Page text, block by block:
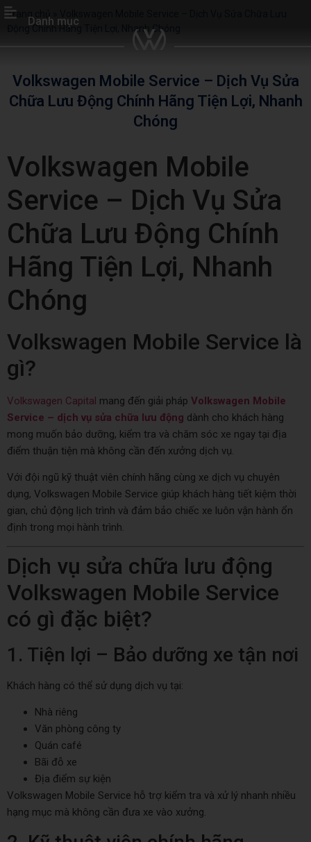
Danh mục
Trang chủ
Động Chính Hãng Tiện Lợi, Nhanh Chóng
Volkswagen Mobile Service – Dịch Vụ Sửa
Chữa Lưu Động Chính Hãng Tiện Lợi, Nhanh
Chóng
Volkswagen Mobile
Service – Dịch Vụ Sửa
Chữa Lưu Động Chính
Hãng Tiện Lợi, Nhanh
Chóng
Volkswagen Mobile Service là
gì?
Volkswagen Capital mang đến giải pháp Volkswagen Mobile
Service – dịch vụ sửa chữa lưu động dành cho khách hàng
mong muốn bảo dưỡng, kiểm tra và chăm sóc xe ngay tại địa
điểm thuận tiện mà không cần đến xưởng dịch vụ.
Với đội ngũ kỹ thuật viên chính hãng cùng xe dịch vụ chuyên
dụng, Volkswagen Mobile Service giúp khách hàng tiết kiệm thời
gian, chủ động lịch trình và đảm bảo chiếc xe luôn vận hành ổn
định trong mọi hành trình.
Dịch vụ sửa chữa lưu động
Volkswagen Mobile Service
có gì đặc biệt?
1. Tiện lợi – Bảo dưỡng xe tận nơi
Khách hàng có thể sử dụng dịch vụ tại:
Nhà riêng
Văn phòng công ty
Quán café
Bãi đỗ xe
Địa điểm sự kiện
Volkswagen Mobile Service hỗ trợ kiểm tra và xử lý nhanh nhiều
hạng mục mà không cần đưa xe vào xưởng.